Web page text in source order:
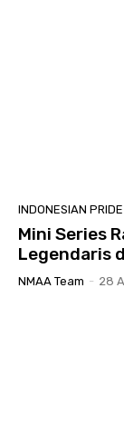
INDONESIAN PRIDE
Mini Series
Legendaris
NMAA Team - 28